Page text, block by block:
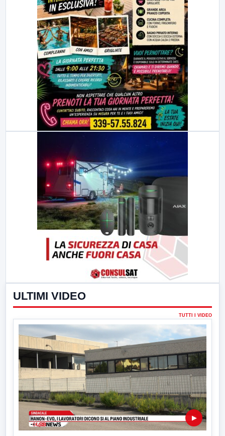
ULTIMI VIDEO
TUTTI I VIDEO
▶